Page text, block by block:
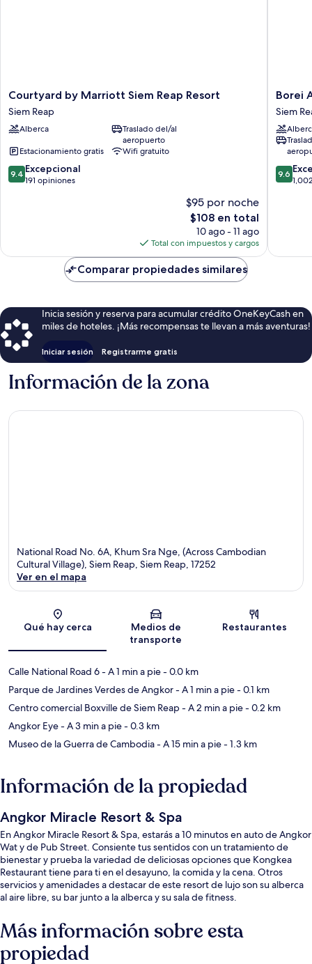
Courtyard
by
Marriott
Siem
Resort
Siem
Reap
Courtyard by Marriott Siem Reap Resort
Siem Reap
Alberca
Traslado del/al
aeropuerto
Estacionamiento gratis
Wifi gratuito
9.4
de
9.4 Excepcional
191 opiniones
$95 por noche
El
precio
actual
es
de
$108
$108 en total
10 ago - 11 ago
Total con impuestos y cargos
Borei
Angkor
Resort
&
Spa
Siem
Reap
Borei
Siem
9.6
de
9.6
Comparar propiedades similares
Inicia sesión y reserva para acumular crédito OneKeyCash en
miles de hoteles. ¡Más recompensas te llevan a más aventuras!
Iniciar sesión Registrarme gratis
Información de la zona
National Road No. 6A, Khum Sra Nge, (Across Cambodian
Cultural Village), Siem Reap, Siem Reap, 17252
Ver en el mapa
Qué hay cerca
Medios de
transporte
Restaurantes
Calle National Road 6- A 1 min a pie- 0.0 km
Parque de Jardines Verdes de Angkor- A 1 min a pie- 0.1 km
Centro comercial Boxville de Siem Reap- A 2 min a pie- 0.2 km
Angkor Eye- A 3 min a pie- 0.3 km
Museo de la Guerra de Cambodia- A 15 min a pie- 1.3 km
Información de la propiedad
Angkor Miracle Resort & Spa
En Angkor Miracle Resort & Spa, estarás a 10 minutos en auto de Angkor
Wat y de Pub Street. Consiente tus sentidos con un tratamiento de
bienestar y prueba la variedad de deliciosas opciones que Kongkea
Restaurant tiene para ti en el desayuno, la comida y la cena. Otros
servicios y amenidades a destacar de este resort de lujo son su alberca
al aire libre, su bar junto a la alberca y su sala de fitness.
Más información sobre esta
propiedad